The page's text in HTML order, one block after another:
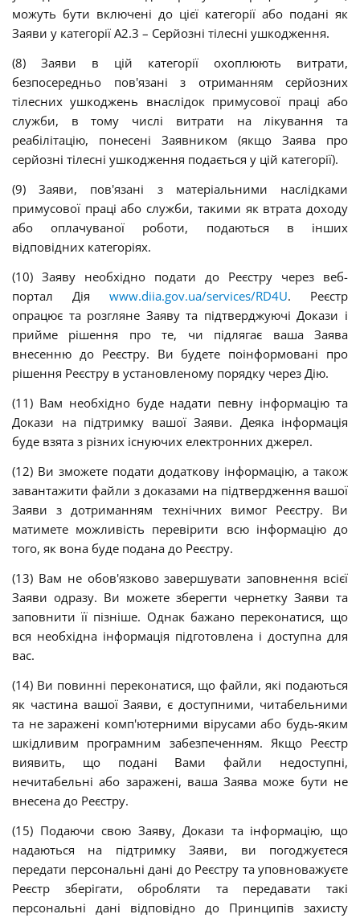
можуть бути включені до цієї категорії або подані як
Заяви у категорії А2.3 – Серйозні тілесні ушкодження.
(8) Заяви в цій категорії охоплюють витрати,
безпосередньо пов'язані з отриманням серйозних
тілесних ушкоджень внаслідок примусової праці або
служби, в тому числі витрати на лікування та
реабілітацію, понесені Заявником (якщо Заява про
серйозні тілесні ушкодження подається у цій категорії).
(9) Заяви, пов'язані з матеріальними наслідками
примусової праці або служби, такими як втрата доходу
або оплачуваної роботи, подаються в інших
відповідних категоріях.
(10) Заяву необхідно подати до Реєстру через веб-
портал Дія www.diia.gov.ua/services/RD4U. Реєстр
опрацює та розгляне Заяву та підтверджуючі Докази і
прийме рішення про те, чи підлягає ваша Заява
внесенню до Реєстру. Ви будете поінформовані про
рішення Реєстру в установленому порядку через Дію.
(11) Вам необхідно буде надати певну інформацію та
Докази на підтримку вашої Заяви. Деяка інформація
буде взята з різних існуючих електронних джерел.
(12) Ви зможете подати додаткову інформацію, а також
завантажити файли з доказами на підтвердження вашої
Заяви з дотриманням технічних вимог Реєстру. Ви
матимете можливість перевірити всю інформацію до
того, як вона буде подана до Реєстру.
(13) Вам не обов'язково завершувати заповнення всієї
Заяви одразу. Ви можете зберегти чернетку Заяви та
заповнити її пізніше. Однак бажано переконатися, що
вся необхідна інформація підготовлена і доступна для
вас.
(14) Ви повинні переконатися, що файли, які подаються
як частина вашої Заяви, є доступними, читабельними
та не заражені комп'ютерними вірусами або будь-яким
шкідливим програмним забезпеченням. Якщо Реєстр
виявить, що подані Вами файли недоступні,
нечитабельні або заражені, ваша Заява може бути не
внесена до Реєстру.
(15) Подаючи свою Заяву, Докази та інформацію, що
надаються на підтримку Заяви, ви погоджуєтеся
передати персональні дані до Реєстру та уповноважуєте
Реєстр зберігати, обробляти та передавати такі
персональні дані відповідно до Принципів захисту